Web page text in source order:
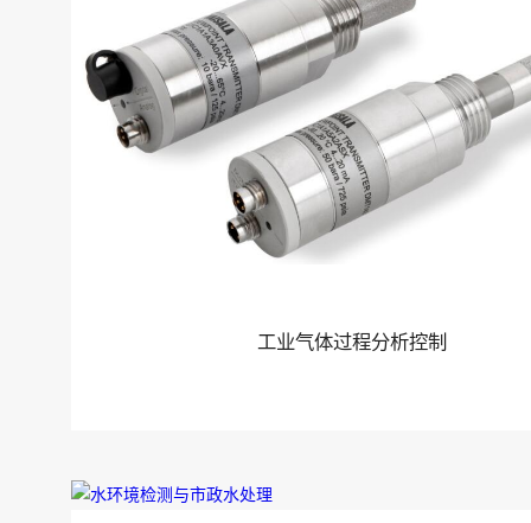
工业气体过程分析控制